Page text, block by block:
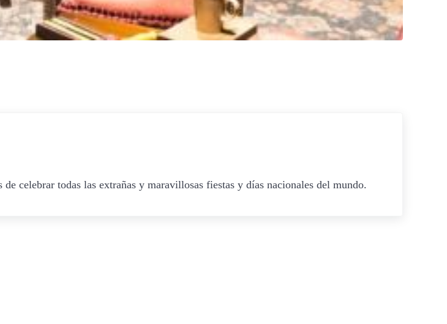
celebrar todas las extrañas y maravillosas fiestas y días nacionales del mundo.